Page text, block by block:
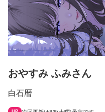
おやすみ ふみさん
白石暦